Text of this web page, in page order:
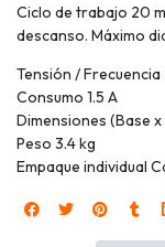
Ciclo de trabajo 20
descanso. Máximo
Tensión /
Consumo 1.5 A
Dimensiones (Base x
Peso 3.4 kg
Empaque individual